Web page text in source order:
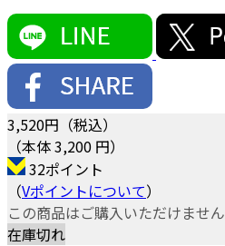
3,520円（税込）
（本体 3,200 円）
32ポイント
（Vポイントについて）
この商品はご購入いただけません
在庫切れ